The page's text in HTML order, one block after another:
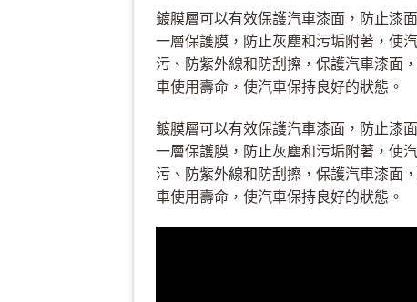
鍍膜層可以有效保護汽車漆面，防止漆
一層保護膜，防止灰塵和污垢附著，使
污、防紫外線和防刮擦，保護汽車漆面
車使用壽命，使汽車保持良好的狀態。
鍍膜層可以有效保護汽車漆面，防止漆
一層保護膜，防止灰塵和污垢附著，使
污、防紫外線和防刮擦，保護汽車漆面
車使用壽命，使汽車保持良好的狀態。